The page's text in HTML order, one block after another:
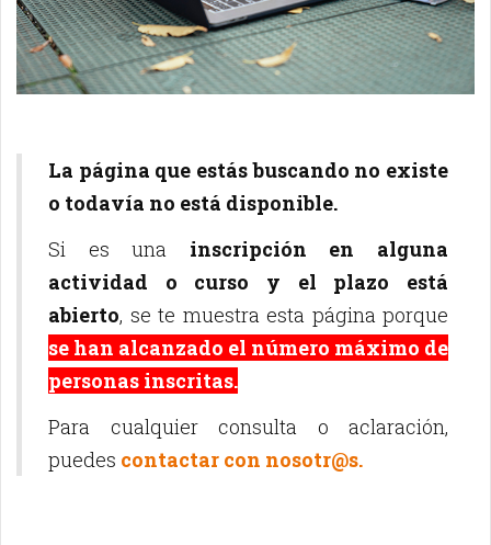
La página que estás buscando no existe
o todavía no está disponible.
Si es una inscripción en alguna
actividad o curso y el plazo está
abierto, se te muestra esta página porque
se han alcanzado el número máximo de
personas inscritas.
Para cualquier consulta o aclaración,
puedes contactar con nosotr@s.